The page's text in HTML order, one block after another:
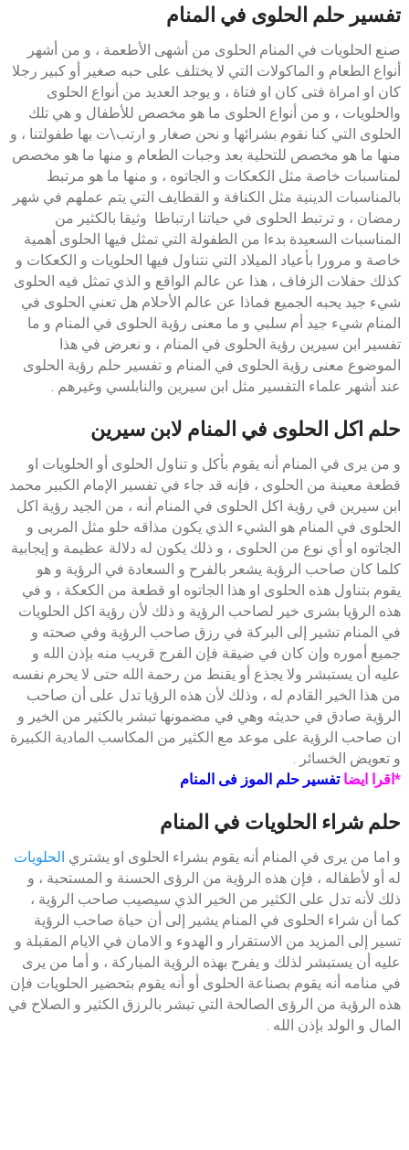
تفسير حلم الحلوى في المنام
صنع الحلويات في المنام الحلوى من أشهى الأطعمة ، و من أشهر
أنواع الطعام و الماكولات التي لا يختلف على حبه صغير أو كبير رجلا
كان او امراة فتى كان او فتاة ، و يوجد العديد من أنواع الحلوى
والحلويات ، و من أنواع الحلوى ما هو مخصص للأطفال و هي تلك
الحلوى التي كنا نقوم بشرائها و نحن صغار و ارتب\ت بها طفولتنا ، و
منها ما هو مخصص للتحلية بعد وجبات الطعام و منها ما هو مخصص
لمناسبات خاصة مثل الكعكات و الجاتوه ، و منها ما هو مرتبط
بالمناسبات الدينية مثل الكنافة و القطايف التي يتم عملهم في شهر
رمضان ، و ترتبط الحلوى في حياتنا ارتباطا وثيقا بالكثير من
المناسبات السعيدة بدءا من الطفولة التي تمثل فيها الحلوى أهمية
خاصة و مرورا بأعياد الميلاد التي نتناول فيها الحلويات و الكعكات و
كذلك حفلات الزفاف ، هذا عن عالم الواقع و الذي تمثل فيه الحلوى
شيء جيد يحبه الجميع فماذا عن عالم الأحلام هل تعني الحلوى في
المنام شيء جيد أم سلبي و ما معنى رؤية الحلوى في المنام و ما
تفسير ابن سيرين رؤية الحلوى في المنام ، و نعرض في هذا
الموضوع معنى رؤية الحلوى في المنام و تفسير حلم رؤية الحلوى
عند أشهر علماء التفسير مثل ابن سيرين والنابلسي وغيرهم .
حلم اكل الحلوى في المنام لابن سيرين
و من يرى في المنام أنه يقوم بأكل و تناول الحلوى أو الحلويات او
قطعة معينة من الحلوى ، فإنه قد جاء في تفسير الإمام الكبير محمد
ابن سيرين في رؤية اكل الحلوى في المنام أنه ، من الجيد رؤية اكل
الحلوى في المنام هو الشيء الذي يكون مذاقه حلو مثل المربى و
الجاتوه او أي نوع من الحلوى ، و ذلك يكون له دلالة عظيمة و إيجابية
كلما كان صاحب الرؤية يشعر بالفرح و السعادة في الرؤية و هو
يقوم بتناول هذه الحلوى او هذا الجاتوه او قطعة من الكعكة ، و في
هذه الرؤيا بشرى خير لصاحب الرؤية و ذلك لأن رؤية اكل الحلويات
في المنام تشير إلى البركة في رزق صاحب الرؤية وفي صحته و
جميع أموره وإن كان في ضيقة فإن الفرج قريب منه بإذن الله و
عليه أن يستبشر ولا يجذع أو يقنط من رحمة الله حتى لا يحرم نفسه
من هذا الخير القادم له ، وذلك لأن هذه الرؤيا تدل على أن صاحب
الرؤية صادق في حديثه وهي في مضمونها تبشر بالكثير من الخير و
ان صاحب الرؤية على موعد مع الكثير من المكاسب المادية الكبيرة
و تعويض الخسائر .
*اقرا ايضا تفسير حلم الموز فى المنام
حلم شراء الحلويات في المنام
و اما من يرى في المنام أنه يقوم بشراء الحلوى او يشتري الحلويات
له أو لأطفاله ، فإن هذه الرؤية من الرؤى الحسنة و المستحبة ، و
ذلك لأنه تدل على الكثير من الخير الذي سيصيب صاحب الرؤية ،
كما أن شراء الحلوى في المنام يشير إلى أن حياة صاحب الرؤية
تسير إلى المزيد من الاستقرار و الهدوء و الامان في الايام المقبلة و
عليه أن يستبشر لذلك و يفرح بهذه الرؤية المباركة ، و أما من يرى
في منامه أنه يقوم بصناعة الحلوى أو أنه يقوم بتحضير الحلويات فإن
هذه الرؤية من الرؤى الصالحة التي تبشر بالرزق الكثير و الصلاح في
المال و الولد بإذن الله .